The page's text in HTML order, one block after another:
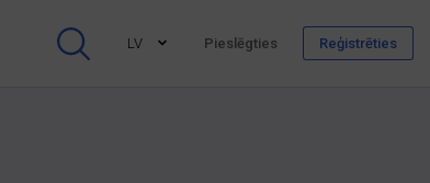
LV Pieslēgties Reģistrēties